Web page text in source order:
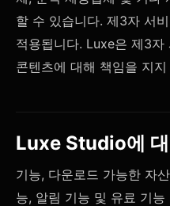
할 수 있습니다. 제3자 서
적용됩니다. Luxe은 제3자
콘텐츠에 대해 책임을 지지
Luxe Studio에
기능, 다운로드 가능한 자
능, 알림 기능 및 유료 기